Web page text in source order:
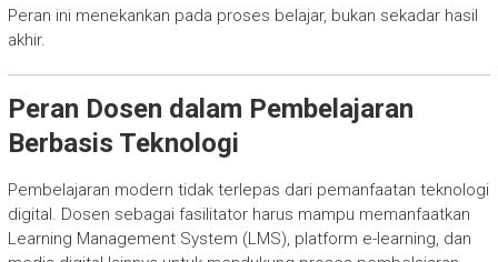
Peran ini menekankan pada proses belajar, bukan sekadar hasil
akhir.
Peran Dosen dalam Pembelajaran
Berbasis Teknologi
Pembelajaran modern tidak terlepas dari pemanfaatan teknologi
digital. Dosen sebagai fasilitator harus mampu memanfaatkan
Learning Management System (LMS), platform e-learning, dan